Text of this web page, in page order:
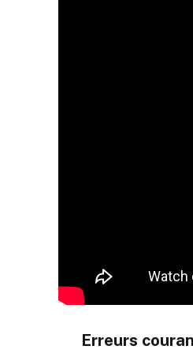
Erreurs